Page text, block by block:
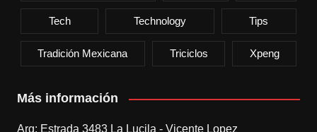
Tech Technology Tips
Tradición Mexicana Triciclos Xpeng
Más información
Arg: Estrada 3483 La Lucila - Vicente Lopez